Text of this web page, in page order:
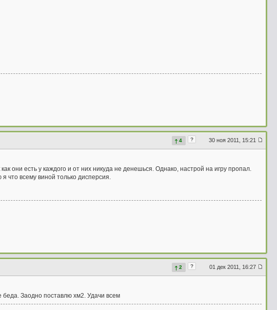
30 ноя 2011, 15:21
?
4
они есть у каждого и от них никуда не денешься. Однако, настрой на игру пропал.
что всему виной только дисперсия.
01 дек 2011, 16:27
?
2
беда. Заодно поставлю хм2. Удачи всем